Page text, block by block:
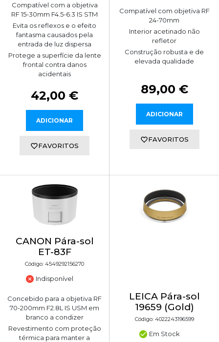
Compatível com a objetiva
RF 15-30mm F4.5-6.3 IS STM
Evita os reflexos e o efeito
fantasma causados pela
entrada de luz dispersa
Protege a superfície da lente
frontal contra danos
acidentais
42,00 €
ADICIONAR
FAVORITOS
Compatível com objetiva RF
24-70mm
Interior acetinado não
refletor
Construção robusta e de
elevada qualidade
89,00 €
ADICIONAR
FAVORITOS
CANON Pára-sol
ET-83F
Código: 4549292156270
Indisponível
Concebido para a objetiva RF
70-200mm F2.8L IS USM em
branco a condizer
Revestimento com proteção
térmica para manter a
LEICA Pára-sol
19659 (Gold)
Código: 4022243196599
Em Stock